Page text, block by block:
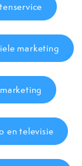
marketing
en televisie